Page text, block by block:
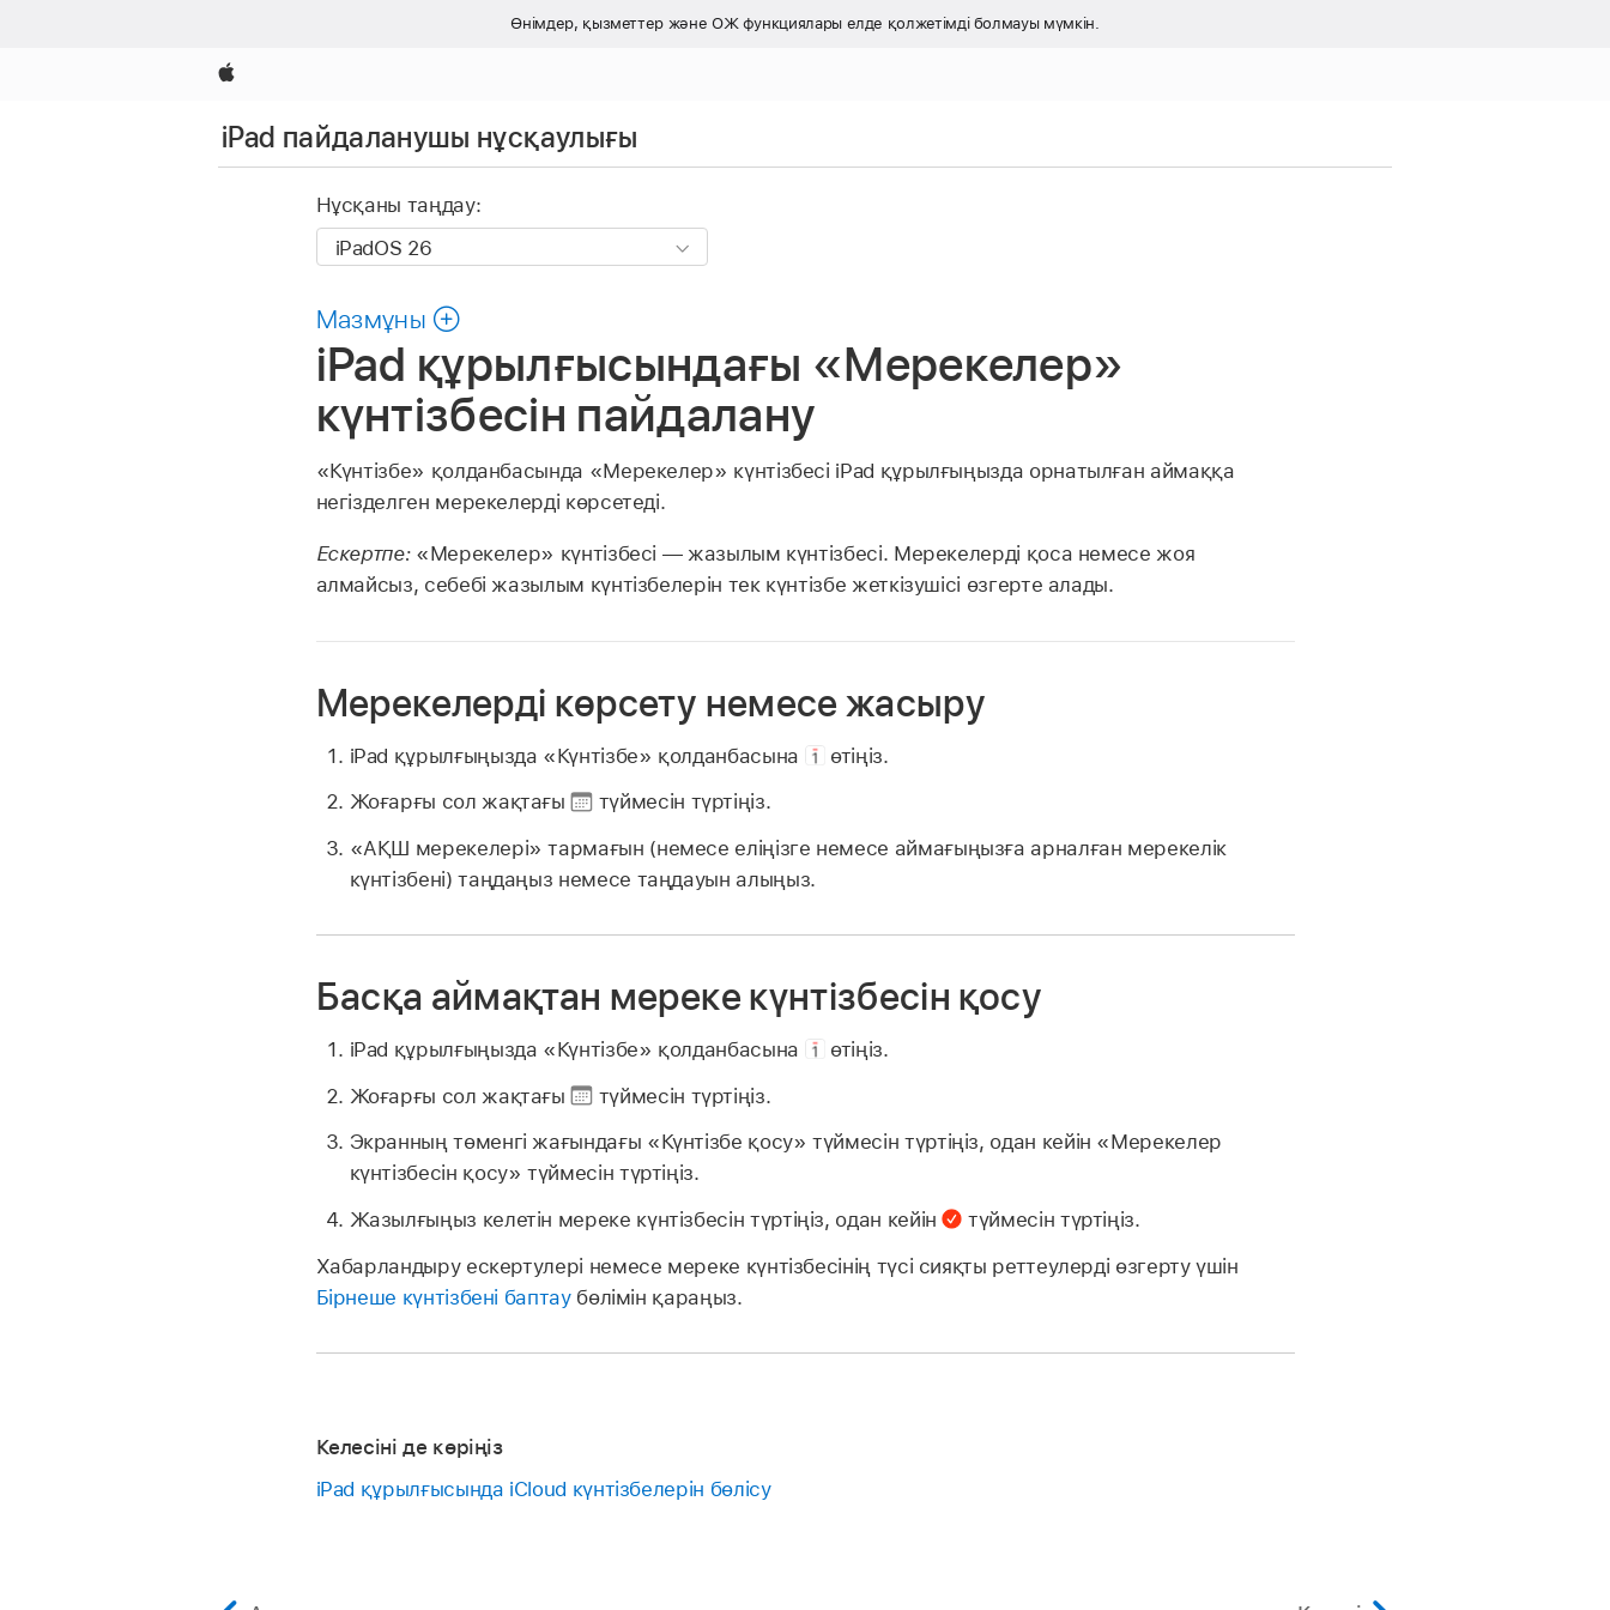
Өнімдер, қызметтер және ОЖ функциялары елде қолжетімді болмауы мүмкін.
Apple
iPad пайдаланушы нұсқаулығы
Нұсқаны таңдау:
Мазмұны
iPad құрылғысындағы «Мерекелер»
күнтізбесін пайдалану
«Күнтізбе» қолданбасында «Мерекелер» күнтізбесі iPad құрылғыңызда орнатылған аймаққа
негізделген мерекелерді көрсетеді.
Ескертпе: «Мерекелер» күнтізбесі — жазылым күнтізбесі. Мерекелерді қоса немесе жоя
алмайсыз, себебі жазылым күнтізбелерін тек күнтізбе жеткізушісі өзгерте алады.
Мерекелерді көрсету немесе жасыру
iPad құрылғыңызда «Күнтізбе» қолданбасына
өтіңіз.
Жоғарғы сол жақтағы
түймесін түртіңіз.
«АҚШ мерекелері» тармағын (немесе еліңізге немесе аймағыңызға арналған мерекелік
күнтізбені) таңдаңыз немесе таңдауын алыңыз.
Басқа аймақтан мереке күнтізбесін қосу
iPad құрылғыңызда «Күнтізбе» қолданбасына
өтіңіз.
Жоғарғы сол жақтағы
түймесін түртіңіз.
Экранның төменгі жағындағы «Күнтізбе қосу» түймесін түртіңіз, одан кейін «Мерекелер
күнтізбесін қосу» түймесін түртіңіз.
Жазылғыңыз келетін мереке күнтізбесін түртіңіз, одан кейін
түймесін түртіңіз.
Хабарландыру ескертулері немесе мереке күнтізбесінің түсі сияқты реттеулерді өзгерту үшін
Бірнеше күнтізбені баптаубөлімін қараңыз.
Келесіні де көріңіз
iPad құрылғысында iCloud күнтізбелерін бөлісу